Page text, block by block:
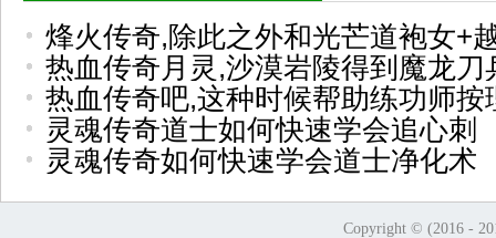
烽火传奇,除此之外和光芒道袍女+
热血传奇月灵,沙漠岩陵得到魔龙刀
热血传奇吧,这种时候帮助练功师按
灵魂传奇道士如何快速学会追心刺
灵魂传奇如何快速学会道士净化术
Copyright © (2016 -